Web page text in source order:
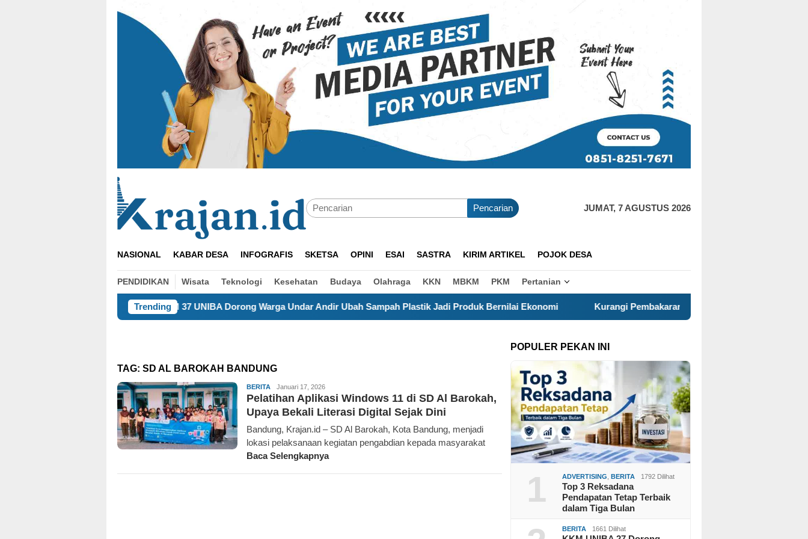
Pencarian JUMAT, 7 AGUSTUS 2026
NASIONAL KABAR DESA INFOGRAFIS SKETSA OPINI ESAI SASTRA KIRIM ARTIKEL POJOK DESA
PENDIDIKAN Wisata Teknologi Kesehatan Budaya Olahraga KKN MBKM PKM Pertanian
Trending
KKM 37 UNIBA Dorong Warga Undar Andir Ubah Sampah Plastik Jadi Produk Bernilai Ekonomi Kurangi Pembakaran Sampah Terbuka, KKN 120 dan Warga
TAG: SD AL BAROKAH BANDUNG
BERITA Redaksi
Krajan.id
Januari 17, 2026
Pelatihan Aplikasi Windows 11 di SD Al Barokah,
Upaya Bekali Literasi Digital Sejak Dini
Bandung, Krajan.id – SD Al Barokah, Kota Bandung, menjadi
lokasi pelaksanaan kegiatan pengabdian kepada masyarakat
Baca Selengkapnya
POPULER PEKAN INI
1 ADVERTISING ,BERITA 1792 Dilihat
Top 3 Reksadana
Pendapatan Tetap Terbaik
dalam Tiga Bulan
BERITA 1661 Dilihat